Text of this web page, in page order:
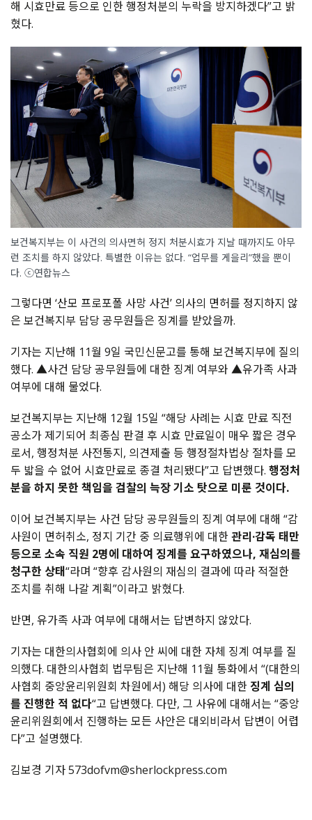
해 시효만료 등으로 인한 행정처분의 누락을 방지하겠다”고 밝
혔다.
보건복지부는 이 사건의 의사면허 정지 처분시효가 지날 때까지도 아무
런 조치를 하지 않았다. 특별한 이유는 없다. “업무를 게을리”했을 뿐이
다. ⓒ연합뉴스
그렇다면 ‘산모 프로포폴 사망 사건’ 의사의 면허를 정지하지 않
은 보건복지부 담당 공무원들은 징계를 받았을까.
기자는 지난해 11월 9일 국민신문고를 통해 보건복지부에 질의
했다. ▲사건 담당 공무원들에 대한 징계 여부와 ▲유가족 사과
여부에 대해 물었다.
보건복지부는 지난해 12월 15일 “해당 사례는 시효 만료 직전
공소가 제기되어 최종심 판결 후 시효 만료일이 매우 짧은 경우
로서, 행정처분 사전통지, 의견제출 등 행정절차법상 절차를 모
두 밟을 수 없어 시효만료로 종결 처리됐다”고 답변했다. 행정처
분을 하지 못한 책임을 검찰의 늑장 기소 탓으로 미룬 것이다.
이어 보건복지부는 사건 담당 공무원들의 징계 여부에 대해 “감
사원이 면허취소, 정지 기간 중 의료행위에 대한관리·감독 태만
등으로 소속 직원 2명에 대하여 징계를 요구하였으나, 재심의를
청구한 상태“라며 “향후 감사원의 재심의 결과에 따라 적절한
조치를 취해 나갈 계획”이라고 밝혔다.
반면, 유가족 사과 여부에 대해서는 답변하지 않았다.
기자는 대한의사협회에 의사 안 씨에 대한 자체 징계 여부를 질
의했다. 대한의사협회 법무팀은 지난해 11월 통화에서 “(대한의
사협회 중앙윤리위원회 차원에서) 해당 의사에 대한 징계 심의
를 진행한 적 없다“고 답변했다. 다만, 그 사유에 대해서는 “중앙
윤리위원회에서 진행하는 모든 사안은 대외비라서 답변이 어렵
다”고 설명했다.
김보경 기자 573dofvm@sherlockpress.com